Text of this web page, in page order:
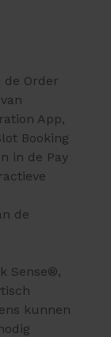
de Order
App,
Booking
in de Pay
de
Sense®,
kunnen